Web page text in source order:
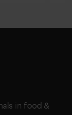
in food &